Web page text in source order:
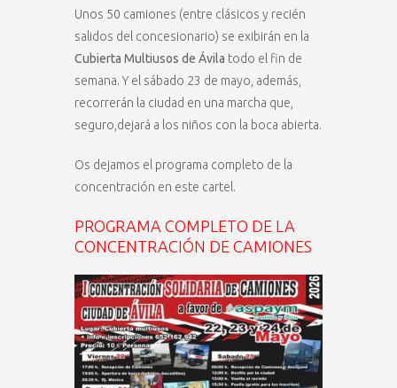
Unos 50 camiones (entre clásicos y recién
salidos del concesionario) se exibirán en la
Cubierta Multiusos de Ávila todo el fin de
semana. Y el sábado 23 de mayo, además,
recorrerán la ciudad en una marcha que,
seguro,dejará a los niños con la boca abierta.
Os dejamos el programa completo de la
concentración en este cartel.
PROGRAMA COMPLETO DE LA
CONCENTRACIÓN DE CAMIONES